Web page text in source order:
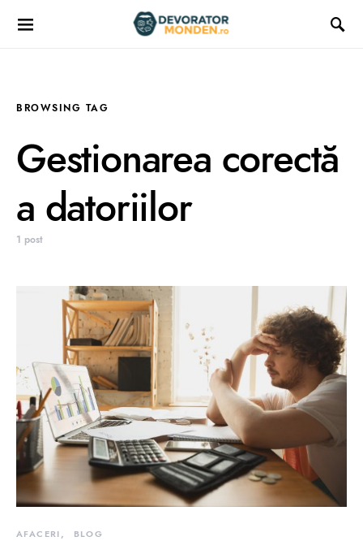
BROWSING TAG
Gestionarea corectă
a datoriilor
1 post
AFACERI BLOG